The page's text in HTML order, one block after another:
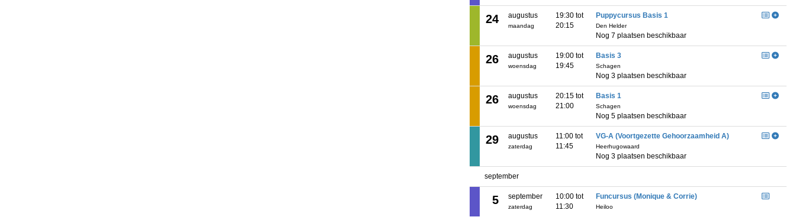
24 augustus
maandag
19:30 tot
20:15
Puppycursus Basis 1
Den Helder
Nog 7 plaatsen beschikbaar
26 augustus
woensdag
19:00 tot
19:45
Basis 3
Schagen
Nog 3 plaatsen beschikbaar
26 augustus
woensdag
20:15 tot
21:00
Basis 1
Schagen
Nog 5 plaatsen beschikbaar
29 augustus
zaterdag
11:00 tot
11:45
VG-A (Voortgezette Gehoorzaamheid A)
Heerhugowaard
Nog 3 plaatsen beschikbaar
september
5 september
zaterdag
10:00 tot
11:30
Funcursus (Monique & Corrie)
Heiloo